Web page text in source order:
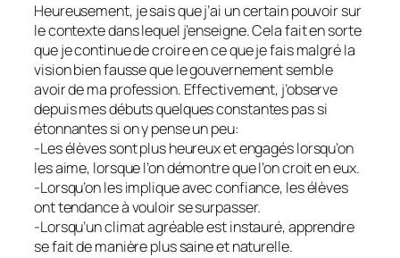
Heureusement, je sais que j’ai un certain pouvoir sur
le contexte dans lequel j’enseigne. Cela fait en sorte
que je continue de croire en ce que je fais malgré la
vision bien fausse que le gouvernement semble
avoir de ma profession. Effectivement, j’observe
depuis mes débuts quelques constantes pas si
étonnantes si on y pense un peu:
-Les élèves sont plus heureux et engagés lorsqu’on
les aime, lorsque l’on démontre que l’on croit en eux.
-Lorsqu’on les implique avec confiance, les élèves
ont tendance à vouloir se surpasser.
-Lorsqu’un climat agréable est instauré, apprendre
se fait de manière plus saine et naturelle.